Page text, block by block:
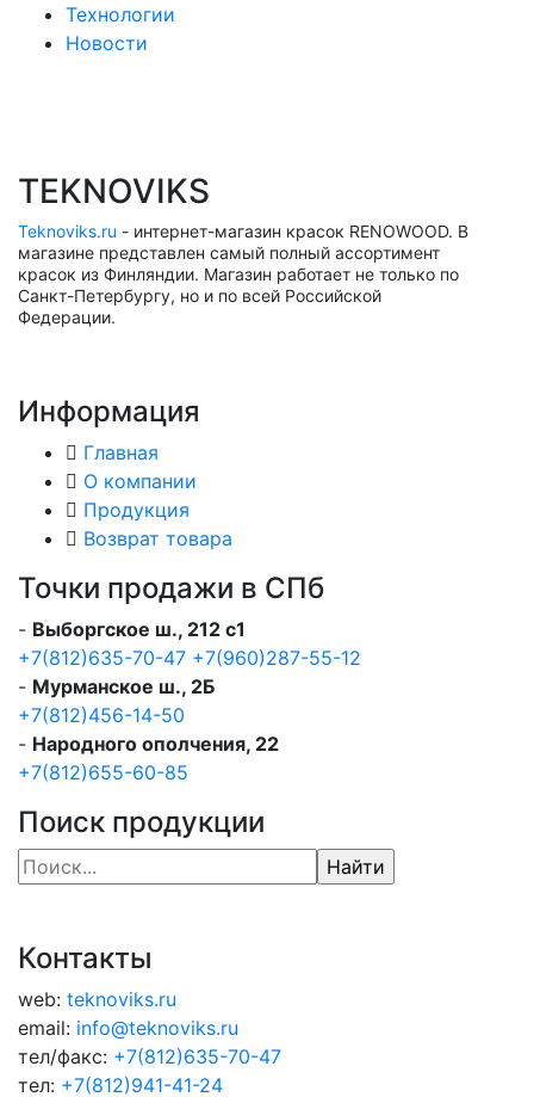
Технологии
Новости
TEKNOVIKS
Teknoviks.ru - интернет-магазин красок RENOWOOD. В
магазине представлен самый полный ассортимент
красок из Финляндии. Магазин работает не только по
Санкт-Петербургу, но и по всей Российской
Федерации.
Информация
Главная
О компании
Продукция
Возврат товара
Точки продажи в СПб
- Выборгское ш., 212 с1
+7(812)635-70-47 +7(960)287-55-12
- Мурманское ш., 2Б
+7(812)456-14-50
- Народного ополчения, 22
+7(812)655-60-85
Поиск продукции
Контакты
web: teknoviks.ru
email: info@teknoviks.ru
тел/факс: +7(812)635-70-47
тел: +7(812)941-41-24